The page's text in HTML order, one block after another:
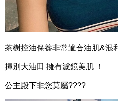
茶樹控油保養非常適合油肌&混
揮別大油田 擁有濾鏡美肌 ！
公主殿下非您莫屬????